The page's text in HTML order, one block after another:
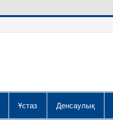
Ұстаз Денсаулық